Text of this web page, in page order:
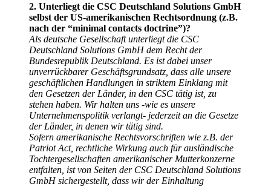
2. Unterliegt die CSC Deutschland Solutions GmbH
selbst der US-amerikanischen Rechtsordnung (z.B.
nach der “minimal contacts doctrine”)?
Als deutsche Gesellschaft unterliegt die CSC
Deutschland Solutions GmbH dem Recht der
Bundesrepublik Deutschland. Es ist dabei unser
unverrückbarer Geschäftsgrundsatz, dass alle unsere
geschäftlichen Handlungen in striktem Einklang mit
den Gesetzen der Länder, in den CSC tätig ist, zu
stehen haben. Wir halten uns -wie es unsere
Unternehmenspolitik verlangt- jederzeit an die Gesetze
der Länder, in denen wir tätig sind.
Sofern amerikanische Rechtsvorschriften wie z.B. der
Patriot Act, rechtliche Wirkung auch für ausländische
Tochtergesellschaften amerikanischer Mutterkonzerne
entfalten, ist von Seiten der CSC Deutschland Solutions
GmbH sichergestellt, dass wir der Einhaltung